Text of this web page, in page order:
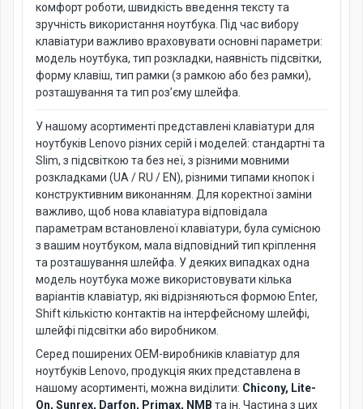
комфорт роботи, швидкість введення тексту та
зручність використання ноутбука. Під час вибору
клавіатури важливо враховувати основні параметри:
модель ноутбука, тип розкладки, наявність підсвітки,
форму клавіш, тип рамки (з рамкою або без рамки),
розташування та тип роз’єму шлейфа.
У нашому асортименті представлені клавіатури для
ноутбуків Lenovo різних серій і моделей: стандартні та
Slim, з підсвіткою та без неї, з різними мовними
розкладками (UA / RU / EN), різними типами кнопок і
конструктивним виконанням. Для коректної заміни
важливо, щоб нова клавіатура відповідала
параметрам встановленої клавіатури, була сумісною
з вашим ноутбуком, мала відповідний тип кріплення
та розташування шлейфа. У деяких випадках одна
модель ноутбука може використовувати кілька
варіантів клавіатур, які відрізняються формою Enter,
Shift кількістю контактів на інтерфейсному шлейфі,
шлейфі підсвітки або виробником.
Серед поширених OEM-виробників клавіатур для
ноутбуків Lenovo, продукція яких представлена в
нашому асортименті, можна виділити: Chicony, Lite-
On, Sunrex, Darfon, Primax, NMB та ін. Частина з цих